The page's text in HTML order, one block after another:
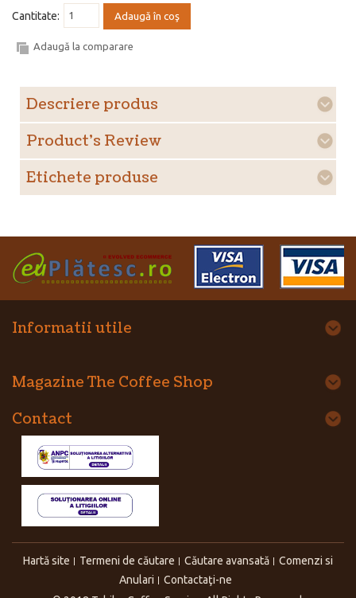
Cantitate: Adaugă în coş
Adaugă la comparare
Descriere produs
Product's Review
Etichete produse
Informatii utile
Magazine The Coffee Shop
Contact
Hartă site Termeni de căutare Căutare avansată
Comenzi si
Anulari
Contactaţi-ne